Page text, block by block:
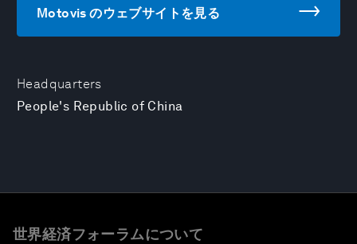
Headquarters
People's Republic of China
Motovis のウェブサイトを見る
世界経済フォーラムについて